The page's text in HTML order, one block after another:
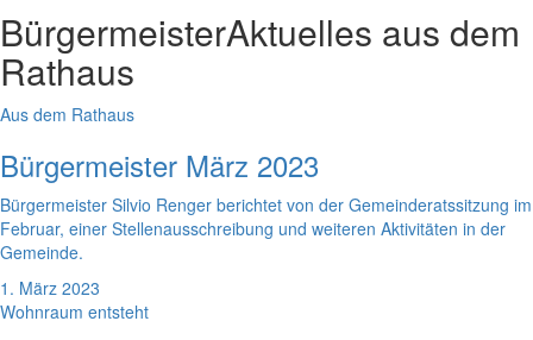
BürgermeisterAktuelles aus dem
Rathaus
Aus dem Rathaus
Bürgermeister März 2023
Bürgermeister Silvio Renger berichtet von der Gemeinderatssitzung im
Februar, einer Stellenausschreibung und weiteren Aktivitäten in der
Gemeinde.
1. März 2023
Wohnraum entsteht